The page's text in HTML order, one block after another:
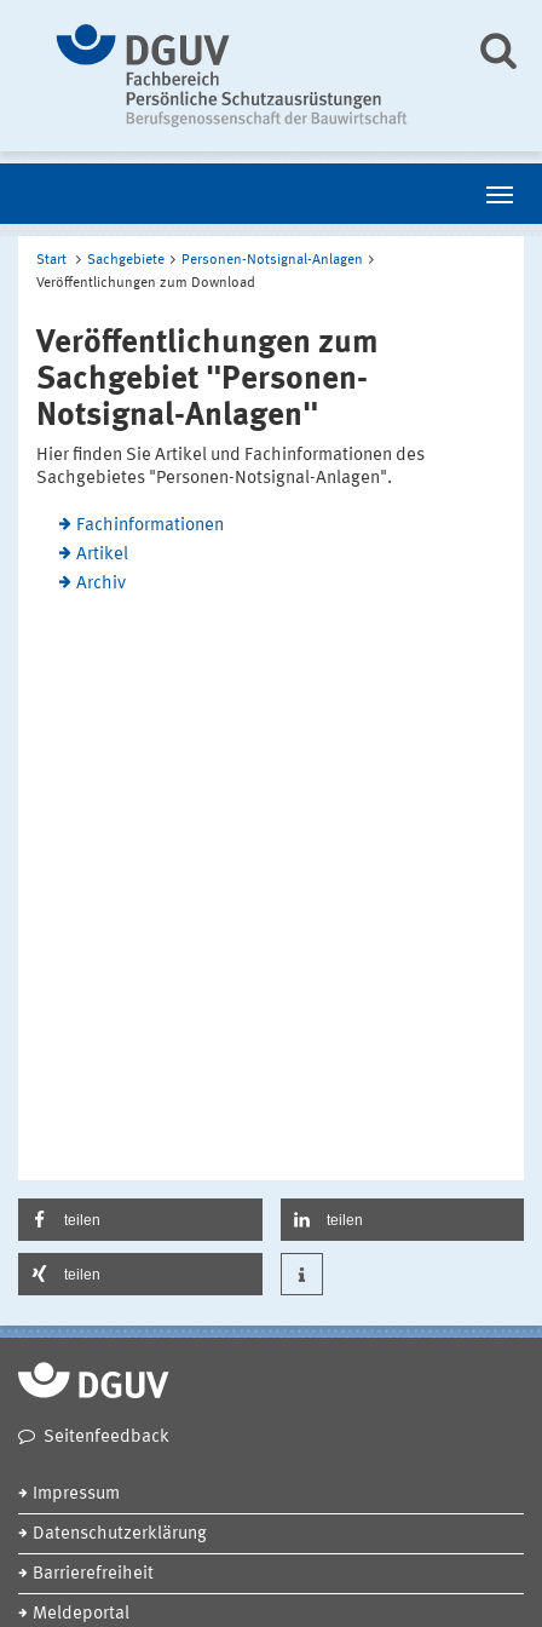
Start Sachgebiete
Personen-Notsignal-Anlagen
Veröffentlichungen zum Download
Veröffentlichungen zum
Sachgebiet "Personen-
Notsignal-Anlagen"
Hier finden Sie Artikel und Fachinformationen des
Sachgebietes "Personen-Notsignal-Anlagen".
Fachinformationen
Artikel
Archiv
teilen teilen
teilen
Seitenfeedback
Impressum
Datenschutzerklärung
Barrierefreiheit
Meldeportal